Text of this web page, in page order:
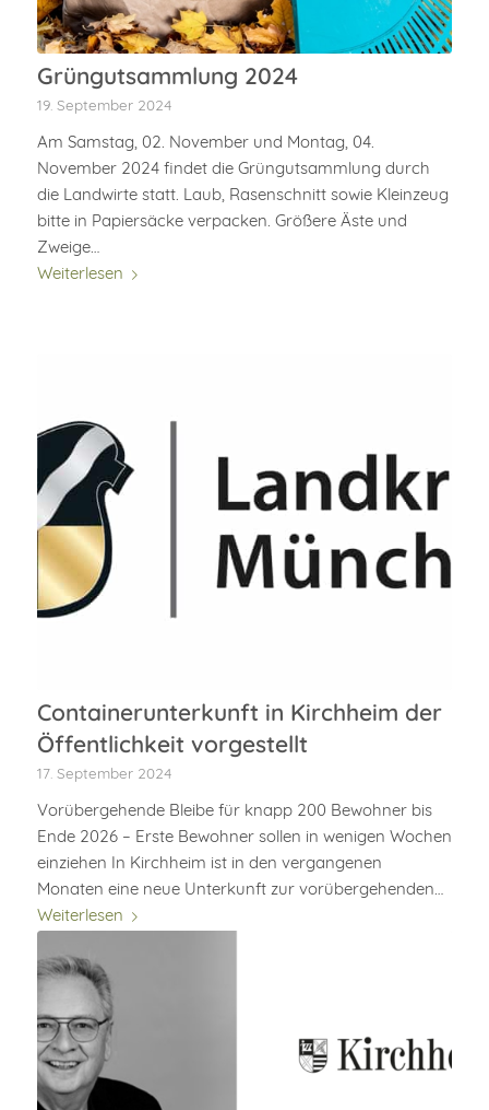
Grüngutsammlung 2024
19. September 2024
Am Samstag, 02. November und Montag, 04.
November 2024 findet die Grüngutsammlung durch
die Landwirte statt. Laub, Rasenschnitt sowie Kleinzeug
bitte in Papiersäcke verpacken. Größere Äste und
Zweige…
Weiterlesen
Containerunterkunft in Kirchheim der
Öffentlichkeit vorgestellt
17. September 2024
Vorübergehende Bleibe für knapp 200 Bewohner bis
Ende 2026 – Erste Bewohner sollen in wenigen Wochen
einziehen In Kirchheim ist in den vergangenen
Monaten eine neue Unterkunft zur vorübergehenden…
Weiterlesen